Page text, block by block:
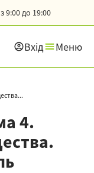
9:00 до 19:00
Вхід Меню
4.